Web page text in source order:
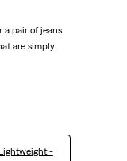
a pair of jeans
are simply
-